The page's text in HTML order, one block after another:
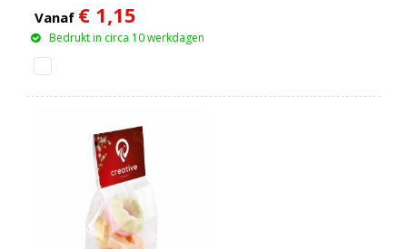
Vanaf € 1,15
Bedrukt in circa 10 werkdagen